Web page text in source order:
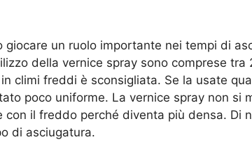
giocare un ruolo importante nei tempi di
della vernice spray sono comprese tra
climi freddi è sconsigliata. Se la usate
poco uniforme. La vernice spray non si
con il freddo perché diventa più densa. Di
di asciugatura.